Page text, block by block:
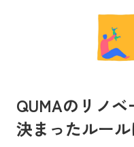
QUMAのリノ
決まったルール